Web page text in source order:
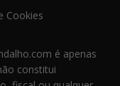
Cookies
é apenas
constitui